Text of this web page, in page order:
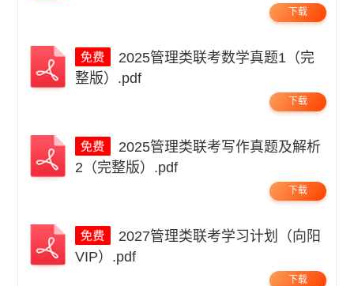
下载
整版）.pdf
下载
2（完整版）.pdf
下载
VIP）.pdf
下载